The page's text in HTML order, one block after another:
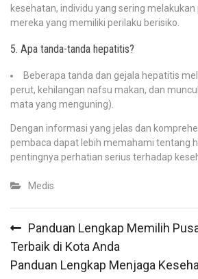
kesehatan, individu yang sering melakukan
mereka yang memiliki perilaku berisiko.
5. Apa tanda-tanda hepatitis?
Beberapa tanda dan gejala hepatitis
perut, kehilangan nafsu makan, dan
mata yang menguning).
Dengan informasi yang jelas dan
pembaca dapat lebih memahami tentang
pentingnya perhatian serius terhadap
Medis
navigation
Panduan Lengkap Memilih
Terbaik di Kota Anda
Panduan Lengkap Menjaga